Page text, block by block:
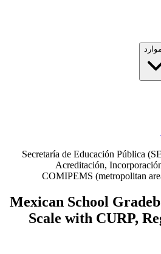
Secretaría de Educación Pública
Acreditación,
COMIPEMS (metropolitan
Mexican School
Scale with CURP,